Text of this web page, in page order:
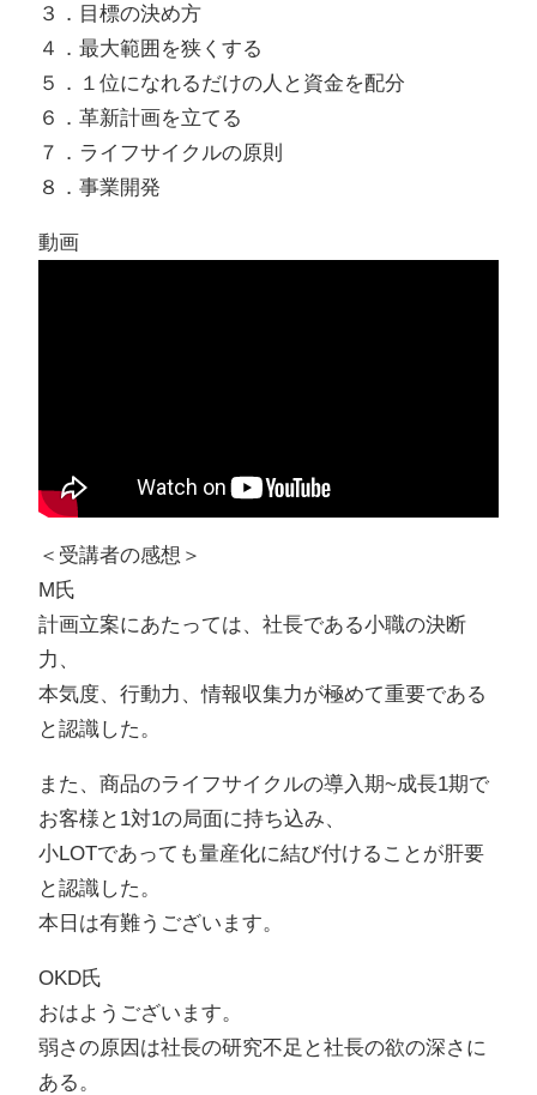
３．目標の決め方
４．最大範囲を狭くする
５．１位になれるだけの人と資金を配分
６．革新計画を立てる
７．ライフサイクルの原則
８．事業開発
動画
＜受講者の感想＞
M氏
計画立案にあたっては、社長である小職の決断
力、
本気度、行動力、情報収集力が極めて重要である
と認識した。
また、商品のライフサイクルの導入期~成長1期で
お客様と1対1の局面に持ち込み、
小LOTであっても量産化に結び付けることが肝要
と認識した。
本日は有難うございます。
OKD氏
おはようございます。
弱さの原因は社長の研究不足と社長の欲の深さに
ある。